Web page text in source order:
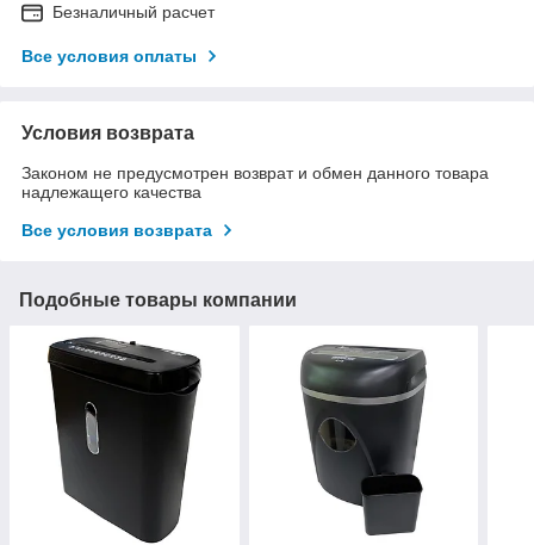
Безналичный расчет
Все условия оплаты
Условия возврата
Законом не предусмотрен возврат и обмен данного товара
надлежащего качества
Все условия возврата
Подобные товары компании